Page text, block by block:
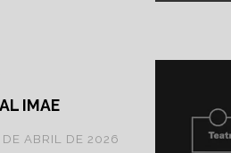
IMAE
DE ABRIL DE 2026